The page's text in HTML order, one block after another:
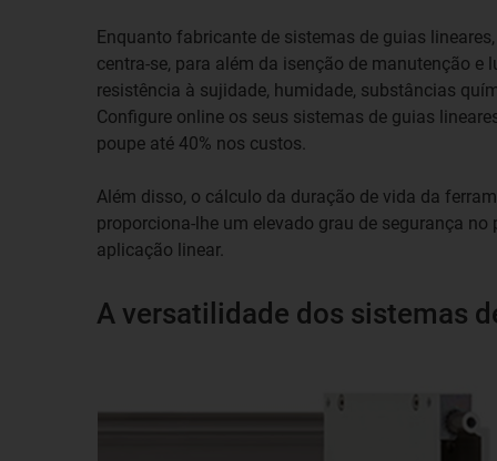
Enquanto fabricante de sistemas de guias
centra-se, para além da isenção de manutenção e
resistência à sujidade, humidade, substâncias
Configure online os seus sistemas de guias
poupe até 40% nos custos.
Além disso, o cálculo da duração de vida da
proporciona-lhe um elevado grau de segurança no
aplicação linear.
A versatilidade dos sistemas